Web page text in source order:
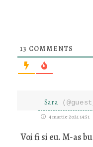
13 COMMENTS
Sara
4 martie 2021 14:51
Voi fi si eu. M-as